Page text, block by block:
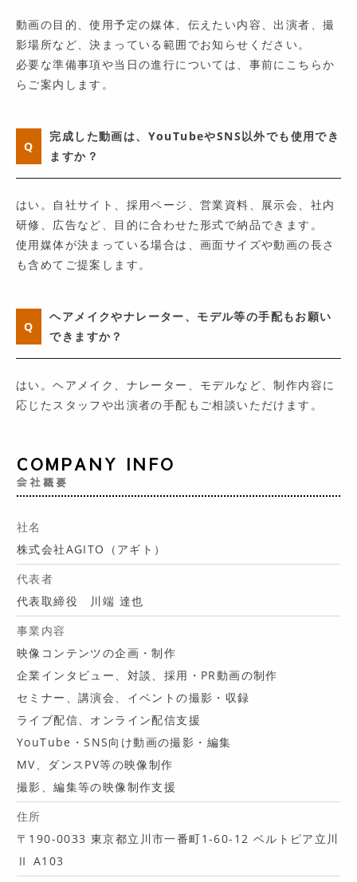
動画の目的、使用予定の媒体、伝えたい内容、出演者、撮
影場所など、決まっている範囲でお知らせください。
必要な準備事項や当日の進行については、事前にこちらか
らご案内します。
Q
完成した動画は、YouTubeやSNS以外でも使用でき
ますか？
はい。自社サイト、採用ページ、営業資料、展示会、社内
研修、広告など、目的に合わせた形式で納品できます。
使用媒体が決まっている場合は、画面サイズや動画の長さ
も含めてご提案します。
Q
ヘアメイクやナレーター、モデル等の手配もお願い
できますか？
はい。ヘアメイク、ナレーター、モデルなど、制作内容に
応じたスタッフや出演者の手配もご相談いただけます。
COMPANY INFO
会社概要
社名
株式会社AGITO（アギト）
代表者
代表取締役 川端 達也
事業内容
映像コンテンツの企画・制作
企業インタビュー、対談、採用・PR動画の制作
セミナー、講演会、イベントの撮影・収録
ライブ配信、オンライン配信支援
YouTube・SNS向け動画の撮影・編集
MV、ダンスPV等の映像制作
撮影、編集等の映像制作支援
住所
〒190-0033 東京都立川市一番町1-60-12 ベルトピア立川
Ⅱ A103